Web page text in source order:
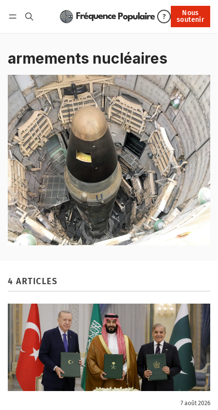
?
Nous
soutenir
Nous soutenir
armements nucléaires
4 ARTICLES
7 août 2026